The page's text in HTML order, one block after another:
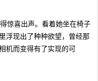
惊喜出声。看着她坐在椅子
浮现出了种种欲望，曾经那
机而变得有了实现的可